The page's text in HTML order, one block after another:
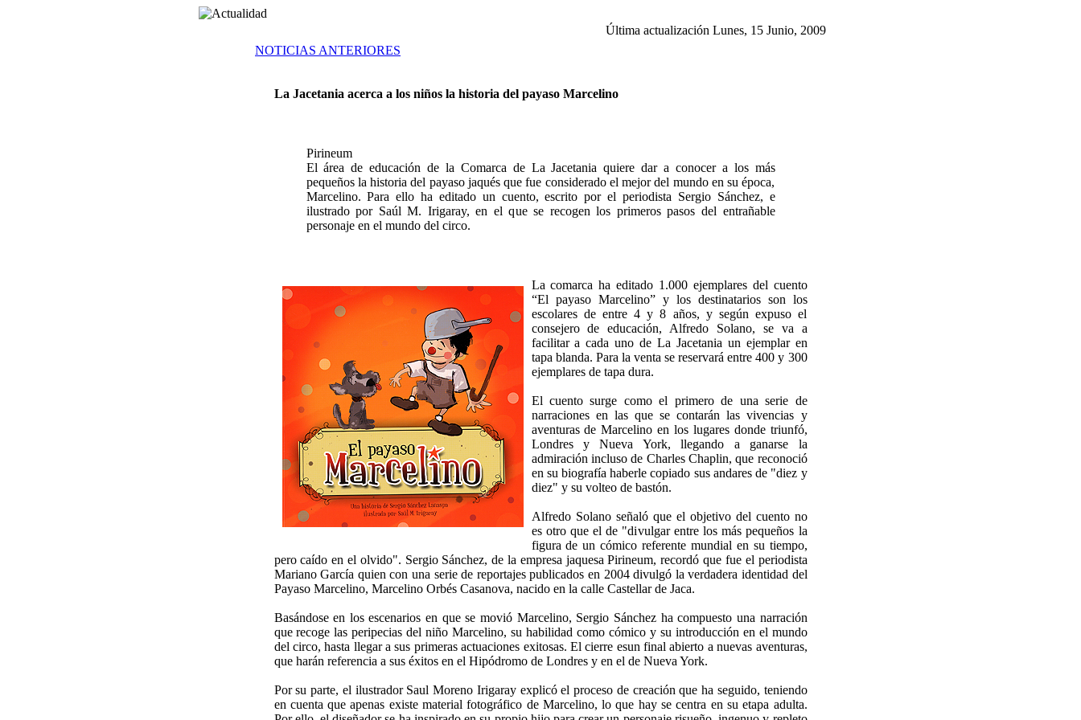
Última actualización Lunes, 15 Junio, 2009
NOTICIAS ANTERIORES
La Jacetania acerca a los niños la historia del payaso Marcelino
Pirineum
El área de educación de la Comarca de La Jacetania quiere dar a conocer a los más
pequeños la historia del payaso jaqués que fue considerado el mejor del mundo en su época,
Marcelino. Para ello ha editado un cuento, escrito por el periodista Sergio Sánchez, e
ilustrado por Saúl M. Irigaray, en el que se recogen los primeros pasos del entrañable
personaje en el mundo del circo.
La comarca ha editado 1.000 ejemplares del cuento
“El payaso Marcelino” y los destinatarios son los
escolares de entre 4 y 8 años, y según expuso el
consejero de educación, Alfredo Solano, se va a
facilitar a cada uno de La Jacetania un ejemplar en
tapa blanda. Para la venta se reservará entre 400 y 300
ejemplares de tapa dura.
El cuento surge como el primero de una serie de
narraciones en las que se contarán las vivencias y
aventuras de Marcelino en los lugares donde triunfó,
Londres y Nueva York, llegando a ganarse la
admiración incluso de Charles Chaplin, que reconoció
en su biografía haberle copiado sus andares de "diez y
diez" y su volteo de bastón.
Alfredo Solano señaló que el objetivo del cuento no
es otro que el de "divulgar entre los más pequeños la
figura de un cómico referente mundial en su tiempo,
pero caído en el olvido". Sergio Sánchez, de la empresa jaquesa Pirineum, recordó que fue el periodista
Mariano García quien con una serie de reportajes publicados en 2004 divulgó la verdadera identidad del
Payaso Marcelino, Marcelino Orbés Casanova, nacido en la calle Castellar de Jaca.
Basándose en los escenarios en que se movió Marcelino, Sergio Sánchez ha compuesto una narración
que recoge las peripecias del niño Marcelino, su habilidad como cómico y su introducción en el mundo
del circo, hasta llegar a sus primeras actuaciones exitosas. El cierre esun final abierto a nuevas aventuras,
que harán referencia a sus éxitos en el Hipódromo de Londres y en el de Nueva York.
Por su parte, el ilustrador Saul Moreno Irigaray explicó el proceso de creación que ha seguido, teniendo
en cuenta que apenas existe material fotográfico de Marcelino, lo que hay se centra en su etapa adulta.